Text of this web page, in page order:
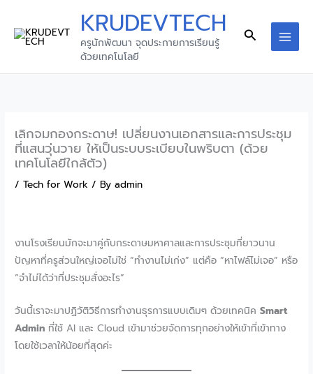
content
KRUDEVTECH
ครูนักพัฒนา จุดประกายการเรียนรู้
ด้วยเทคโนโลยี
Search
เลิกจมกองกระดาษ! เปลี่ยนงานเอกสารและการประชุม
ที่แสนวุ่นวาย ให้เป็นระบบระเบียบในพริบตา (ด้วย
เทคโนโลยีใกล้ตัว)
/Tech for Work / Byadmin
งานโรงเรียนมักจะมาคู่กับกระดาษมหาศาลและการประชุมที่ยาวนาน
ปัญหาที่ครูส่วนใหญ่เจอไม่ใช่ “ทำงานไม่เก่ง” แต่คือ “หาไฟล์ไม่เจอ” หรือ
“จำไม่ได้ว่าที่ประชุมสั่งอะไร”
วันนี้เราจะมาปฏิวัติวิธีการทำงานธุรการแบบเดิมๆ ด้วยเทคนิคSmart
Admin ที่ใช้ AI และ Cloud เข้ามาช่วยจัดการทุกอย่างให้เข้าที่เข้าทาง
โดยใช้เวลาให้น้อยที่สุดค่ะ